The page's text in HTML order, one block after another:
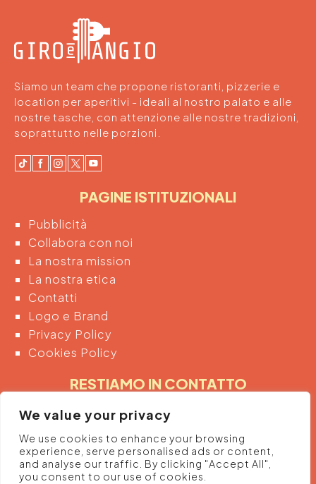
We value your privacy
We use cookies to enhance your browsing
experience, serve personalised ads or content,
and analyse our traffic. By clicking "Accept All",
you consent to our use of cookies.
Siamo un team che propone ristoranti, pizzerie e
location per aperitivi - ideali al nostro palato e alle
nostre tasche, con attenzione alle nostre tradizioni,
soprattutto nelle porzioni.
PAGINE ISTITUZIONALI
Pubblicità
Collabora con noi
La nostra mission
La nostra etica
Contatti
Logo e Brand
Privacy Policy
Cookies Policy
RESTIAMO IN CONTATTO
Inserendo di seguito la tua email acconsenti
automaticamente al trattamento dei tuoi dati
personali per ricevere informazioni e promozioni
dalla piattaforma.